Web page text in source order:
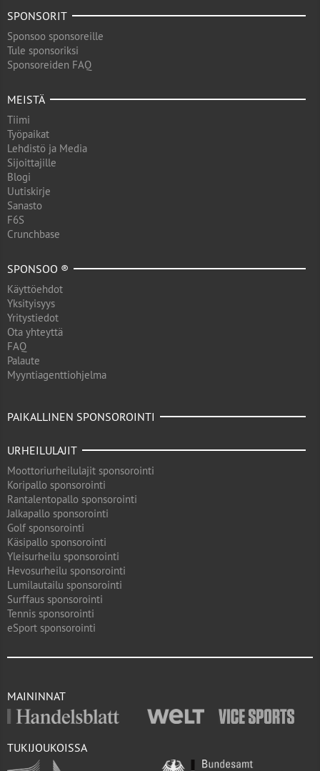
SPONSORIT
Sponsoo sponsoreille
Tule sponsoriksi
Sponsoreiden FAQ
MEISTÄ
Tiimi
Työpaikat
Lehdistö ja Media
Sijoittajille
Blogi
Uutiskirje
Sanasto
F6S
Crunchbase
SPONSOO ®
Käyttöehdot
Yksityisyys
Yritystiedot
Ota yhteyttä
FAQ
Palaute
Myyntiagenttiohjelma
PAIKALLINEN SPONSOROINTI
URHEILULAJIT
Moottoriurheilulajit sponsorointi
Koripallo sponsorointi
Rantalentopallo sponsorointi
Jalkapallo sponsorointi
Golf sponsorointi
Käsipallo sponsorointi
Yleisurheilu sponsorointi
Hevosurheilu sponsorointi
Lumilautailu sponsorointi
Surffaus sponsorointi
Tennis sponsorointi
eSport sponsorointi
MAININNAT
TUKIJOUKOISSA